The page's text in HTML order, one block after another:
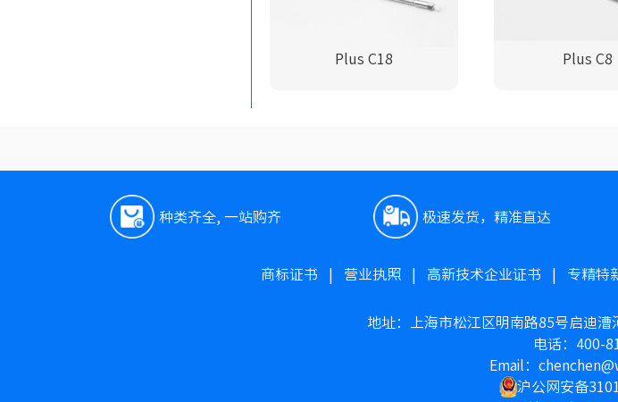
Plus C18 Plus C8
种类齐全, 一站购齐 极速发货，精准直达
商标证书 营业执照| 高新技术企业证书 专精特
地址：上海市松江区明南路85号启迪
电话：400-
Email：
沪公网安备